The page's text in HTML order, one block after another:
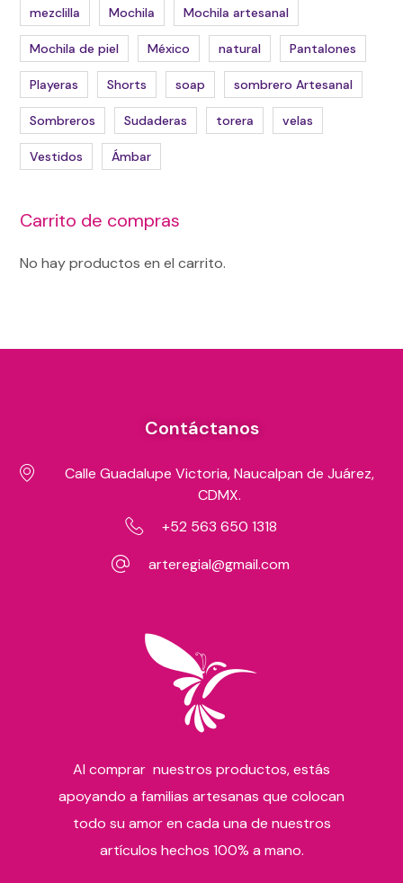
mezclilla Mochila Mochila artesanal
Mochila de piel México natural Pantalones
Playeras Shorts soap sombrero Artesanal
Sombreros Sudaderas torera velas
Vestidos Ámbar
Carrito de compras
No hay productos en el carrito.
Contáctanos
Calle Guadalupe Victoria, Naucalpan de Juárez,
CDMX.
+52 563 650 1318
arteregial@gmail.com
Al comprar nuestros productos, estás
apoyando a familias artesanas que colocan
todo su amor en cada una de nuestros
artículos hechos 100% a mano.